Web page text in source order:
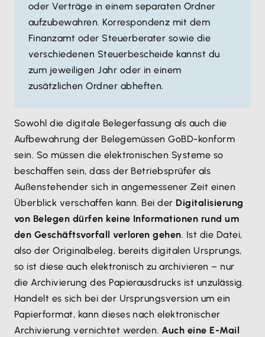
oder Verträge in einem separaten Ordner
aufzubewahren. Korrespondenz mit dem
Finanzamt oder Steuerberater sowie die
verschiedenen Steuerbescheide kannst du
zum jeweiligen Jahr oder in einem
zusätzlichen Ordner abheften.
Sowohl die digitale Belegerfassung als auch die
Aufbewahrung der Belegemüssen GoBD-konform
sein. So müssen die elektronischen Systeme so
beschaffen sein, dass der Betriebsprüfer als
Außenstehender sich in angemessener Zeit einen
Überblick verschaffen kann. Bei der Digitalisierung
von Belegen dürfen keine Informationen rund um
den Geschäftsvorfall verloren gehen. Ist die Datei,
also der Originalbeleg, bereits digitalen Ursprungs,
so ist diese auch elektronisch zu archivieren – nur
die Archivierung des Papierausdrucks ist unzulässig.
Handelt es sich bei der Ursprungsversion um ein
Papierformat, kann dieses nach elektronischer
Archivierung vernichtet werden.Auch eine E-Mail